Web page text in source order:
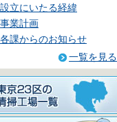
設立にいたる経緯
事業計画
各課からのお知らせ
一覧を見る